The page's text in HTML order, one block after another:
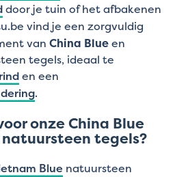
door je tuin of het afbakenen
vind je een zorgvuldig
van China Blueen
tegels, ideaal te
en een
.
onze China Blue
tegels?
Blue natuursteen